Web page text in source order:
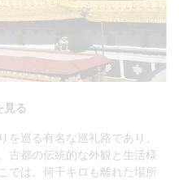
見る
巡る有名な巡礼路であり、
古都の伝統的な外観と生活様
では、何千キロも離れた場所